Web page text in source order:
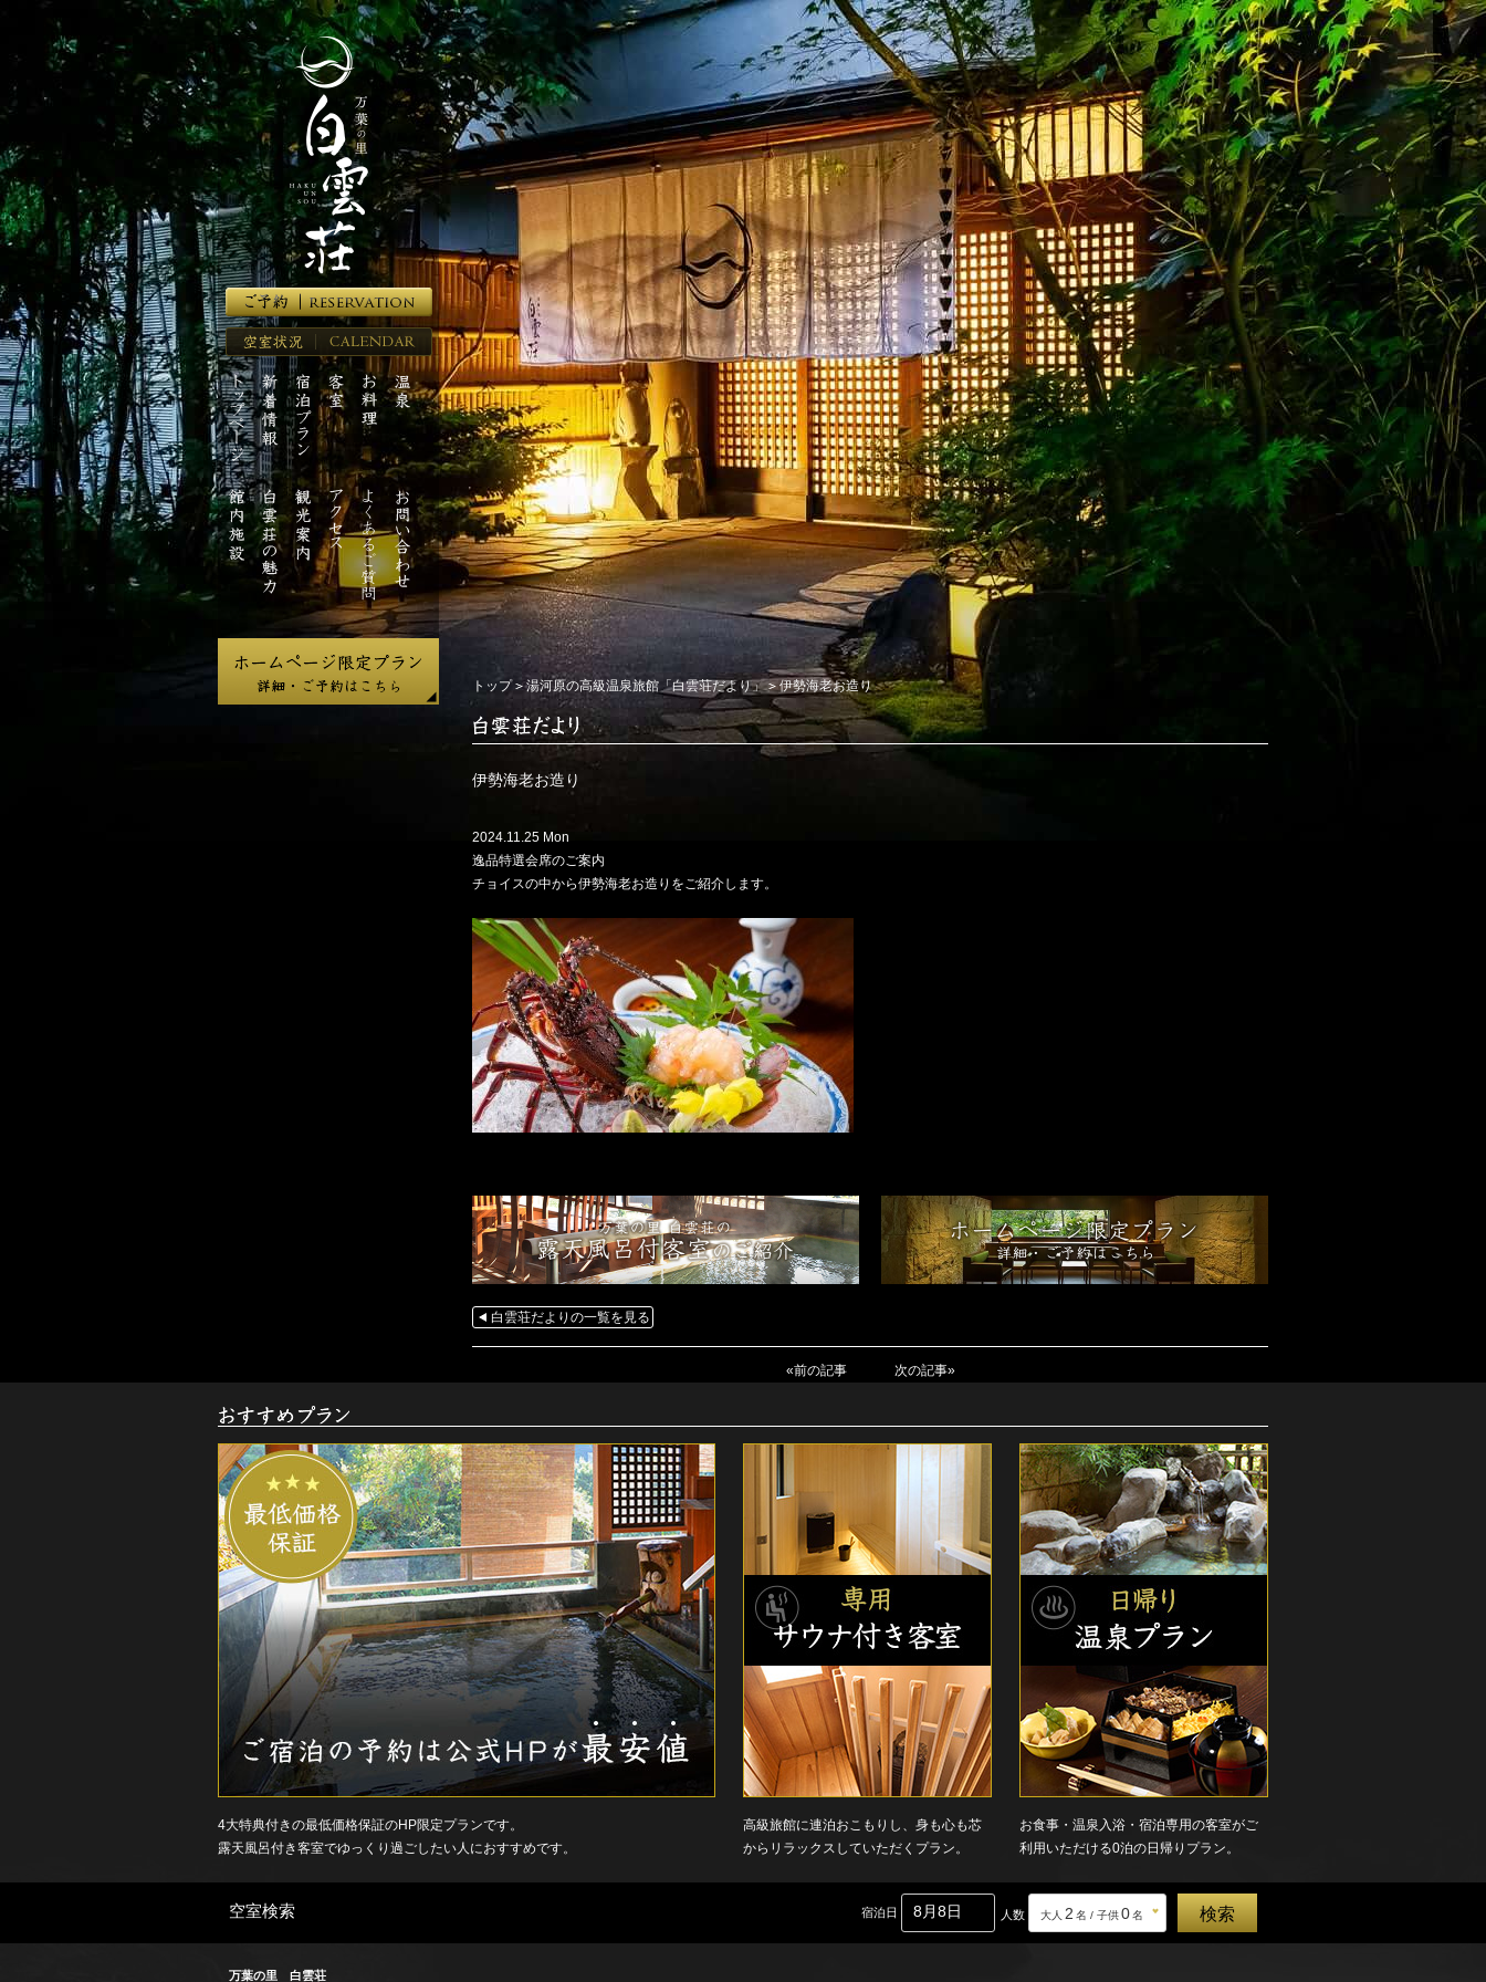
湯
河
温
泉
高
級
旅
館
【万
葉
の
里
白
雲
荘】
空
室
状
況
ト
ッ
プ
ペ
ー
ジ
新
着
情
報
宿
泊
プ
ラ
ン
客
室
お
料
理
温
泉
館
内
施
設
白
雲
荘
の
魅
観
光
案
内
ア
ク
セ
ス
よ
く
あ
る
ご
質
問
お
問
い
合
わ
せ
トップ 湯河原の高級温泉旅館「白雲荘だより」 伊勢海老お造り
白
雲
荘
り
伊勢海老お造り
2024.11.25 Mon
逸品特選会席のご案内
チョイスの中から伊勢海老お造りをご紹介します。
白雲荘だよりの一覧を見る
«前の記事 次の記事»
お
す
め
ご
宿
泊
プ
ラ
ン
4大特典付きの最低価格保証のHP限定プランです。
露天風呂付き客室でゆっくり過ごしたい人におすすめです。
高級旅館に連泊おこもりし、身も心も芯
からリラックスしていただくプラン。
お食事・温泉入浴・宿泊専用の客室がご
利用いただける0泊の日帰りプラン。
空室検索 宿泊日 人数 大人 2 名 / 子供0名
万葉の里 白雲荘